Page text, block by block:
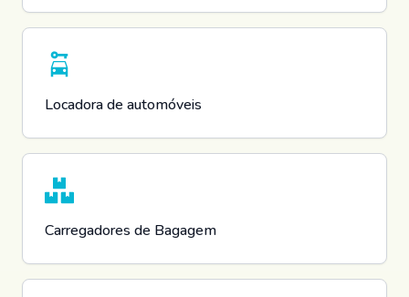
Locadora de automóveis
Carregadores de Bagagem